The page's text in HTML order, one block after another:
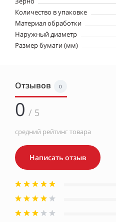
Количество в упаковке
Материал обработки
Наружный диаметр
Размер бумаги (мм)
Отзывов 0
0 / 5
средний рейтинг товара
Написать отзыв